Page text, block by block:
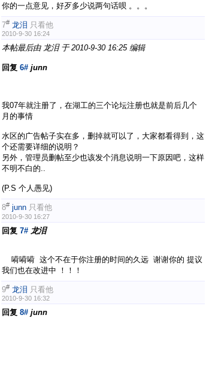
你的一点意见，好歹多少说两句话呗 。。。
7# 龙泪 只看他
2010-9-30 16:24
本帖最后由 龙泪 于 2010-9-30 16:25 编辑
回复 6# junn
我07年就注册了，在湖工的三个论坛注册也就是前后几个
月的事情
水区的广告帖子实在多，删掉就可以了，大家都看得到，这
个还需要详细的说明？
另外，管理员删帖至少也该发个消息说明一下原因吧，这样
不明不白的..
(P.S 个人愚见)
8# junn 只看他
2010-9-30 16:27
回复 7# 龙泪
嗬嗬嗬 这个不在于你注册的时间的久远 谢谢你的 提议
我们也在改进中 ！！！
9# 龙泪 只看他
2010-9-30 16:32
回复 8# junn